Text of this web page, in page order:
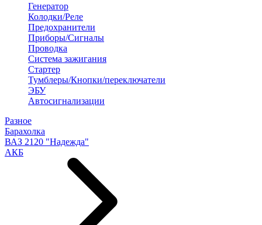
Генератор
Колодки/Реле
Предохранители
Приборы/Сигналы
Проводка
Система зажигания
Стартер
Тумблеры/Кнопки/переключатели
ЭБУ
Автосигнализации
Разное
Барахолка
ВАЗ 2120 "Надежда"
АКБ